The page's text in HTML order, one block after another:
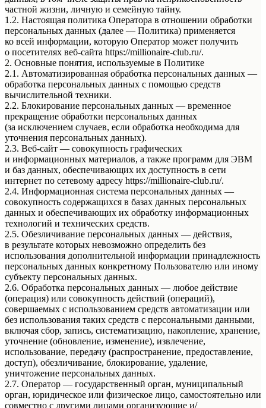
* Подробности акции уточняйте у Стилистов
Консультантов Магазина!
Мы находимся в г.Уфа ул. 50-летия октября д.18
Режим работы с 9:00 до 21:00
частной жизни, личную и семейную тайну.
1.2. Настоящая политика Оператора в отношении обработки
персональных данных (далее — Политика) применяется
ко всей информации, которую Оператор может получить
о посетителях веб-сайта https://millionaire-club.ru/.
2. Основные понятия, используемые в Политике
2.1. Автоматизированная обработка персональных данных —
обработка персональных данных с помощью средств
вычислительной техники.
2.2. Блокирование персональных данных — временное
прекращение обработки персональных данных
(за исключением случаев, если обработка необходима для
уточнения персональных данных).
2.3. Веб-сайт — совокупность графических
и информационных материалов, а также программ для ЭВМ
и баз данных, обеспечивающих их доступность в сети
интернет по сетевому адресу https://millionaire-club.ru/.
2.4. Информационная система персональных данных —
совокупность содержащихся в базах данных персональных
данных и обеспечивающих их обработку информационных
технологий и технических средств.
2.5. Обезличивание персональных данных — действия,
в результате которых невозможно определить без
использования дополнительной информации принадлежность
персональных данных конкретному Пользователю или иному
субъекту персональных данных.
2.6. Обработка персональных данных — любое действие
(операция) или совокупность действий (операций),
совершаемых с использованием средств автоматизации или
без использования таких средств с персональными данными,
включая сбор, запись, систематизацию, накопление, хранение,
уточнение (обновление, изменение), извлечение,
использование, передачу (распространение, предоставление,
доступ), обезличивание, блокирование, удаление,
уничтожение персональных данных.
2.7. Оператор — государственный орган, муниципальный
орган, юридическое или физическое лицо, самостоятельно или
совместно с другими лицами организующие и/